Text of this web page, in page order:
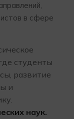
в сфере
студенты
развитие
и
наук.